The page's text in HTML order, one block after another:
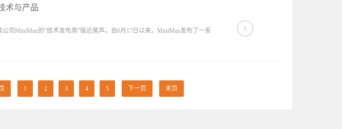
术与产品
MiniMax的“技术发布周”接近尾声。自6月17日以来，MiniMax发布了一系
1 2 3 4 5 下一页 末页